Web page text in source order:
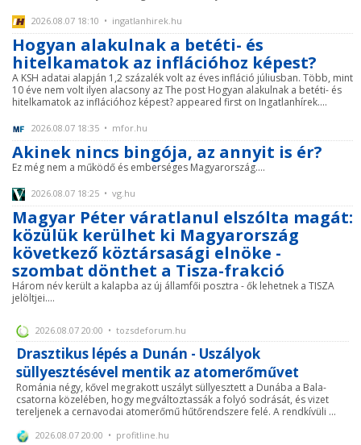
2026.08.07 18:10 • ingatlanhirek.hu
Hogyan alakulnak a betéti- és
hitelkamatok az inflációhoz képest?
A KSH adatai alapján 1,2 százalék volt az éves infláció júliusban. Több, mint
10 éve nem volt ilyen alacsony az The post Hogyan alakulnak a betéti- és
hitelkamatok az inflációhoz képest? appeared first on Ingatlanhírek....
2026.08.07 18:35 • mfor.hu
Akinek nincs bingója, az annyit is ér?
Ez még nem a működő és emberséges Magyarország....
2026.08.07 18:25 • vg.hu
Magyar Péter váratlanul elszólta magát:
közülük kerülhet ki Magyarország
következő köztársasági elnöke -
szombat dönthet a Tisza-frakció
Három név került a kalapba az új államfői posztra - ők lehetnek a TISZA
jelöltjei....
2026.08.07 20:00 • tozsdeforum.hu
Drasztikus lépés a Dunán - Uszályok
süllyesztésével mentik az atomerőművet
Románia négy, kővel megrakott uszályt süllyesztett a Dunába a Bala-
csatorna közelében, hogy megváltoztassák a folyó sodrását, és vizet
tereljenek a cernavodai atomerőmű hűtőrendszere felé. A rendkívüli ...
2026.08.07 20:00 • profitline.hu